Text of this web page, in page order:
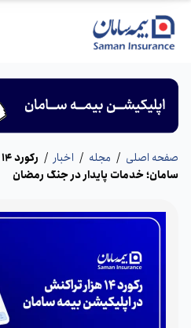
صفحه اصلی / مجله / اخبار /
سامان؛ خدمات پایدار در جنگ رمضان